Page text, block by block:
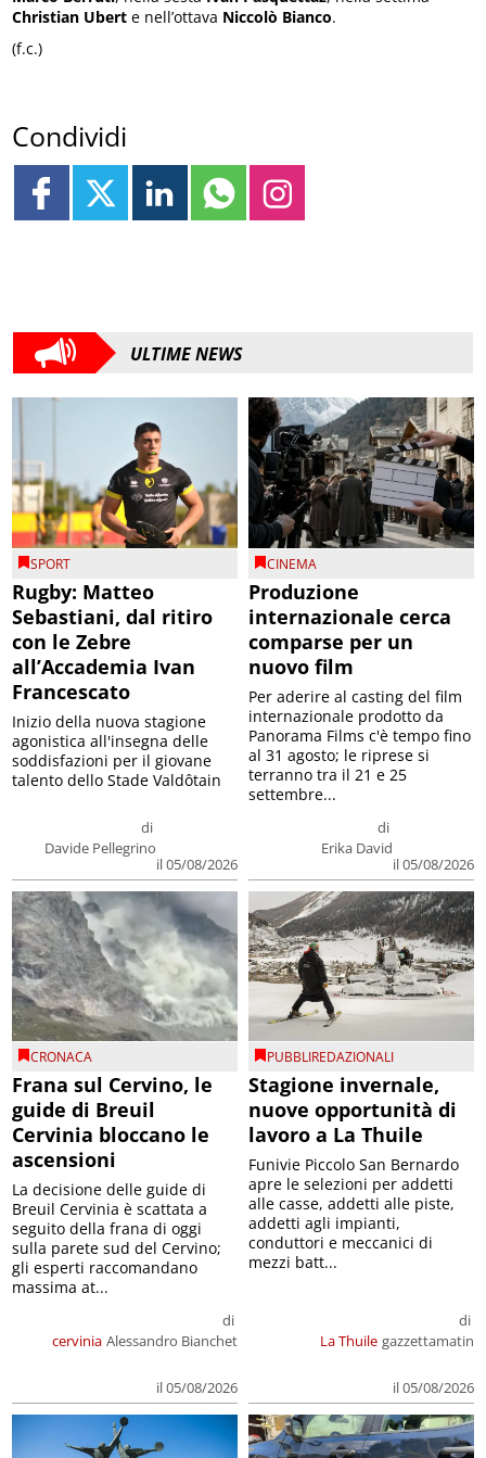
Christian Ubert e nell’ottava Niccolò Bianco.
(f.c.)
Condividi
ULTIME NEWS
SPORT
Rugby: Matteo
Sebastiani, dal ritiro
con le Zebre
all’Accademia Ivan
Francescato
di
Davide Pellegrino
il 05/08/2026
Inizio della nuova stagione
agonistica all'insegna delle
soddisfazioni per il giovane
talento dello Stade Valdôtain
CINEMA
Produzione
internazionale cerca
comparse per un
nuovo film
di
Erika David
il 05/08/2026
Per aderire al casting del film
internazionale prodotto da
Panorama Films c'è tempo fino
al 31 agosto; le riprese si
terranno tra il 21 e 25
settembre...
CRONACA
Frana sul Cervino, le
guide di Breuil
Cervinia bloccano le
ascensioni
cervinia
di
Alessandro Bianchet
il 05/08/2026
La decisione delle guide di
Breuil Cervinia è scattata a
seguito della frana di oggi
sulla parete sud del Cervino;
gli esperti raccomandano
massima at...
PUBBLIREDAZIONALI
Stagione invernale,
nuove opportunità di
lavoro a La Thuile
La Thuile
di
gazzettamatin
il 05/08/2026
Funivie Piccolo San Bernardo
apre le selezioni per addetti
alle casse, addetti alle piste,
addetti agli impianti,
conduttori e meccanici di
mezzi batt...